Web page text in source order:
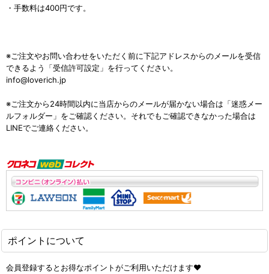
・手数料は400円です。
※ご注文やお問い合わせをいただく前に下記アドレスからのメールを受信
できるよう「受信許可設定」を行ってください。
info@loverich.jp
※ご注文から24時間以内に当店からのメールが届かない場合は「迷惑メー
ルフォルダー」をご確認ください。それでもご確認できなかった場合は
LINEでご連絡ください。
ポイントについて
会員登録するとお得なポイントがご利用いただけます♥